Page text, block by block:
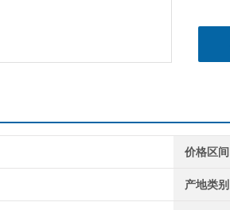
价格区间
产地类别